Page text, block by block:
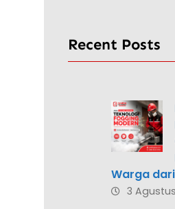
Recent Posts
Warga dari
3